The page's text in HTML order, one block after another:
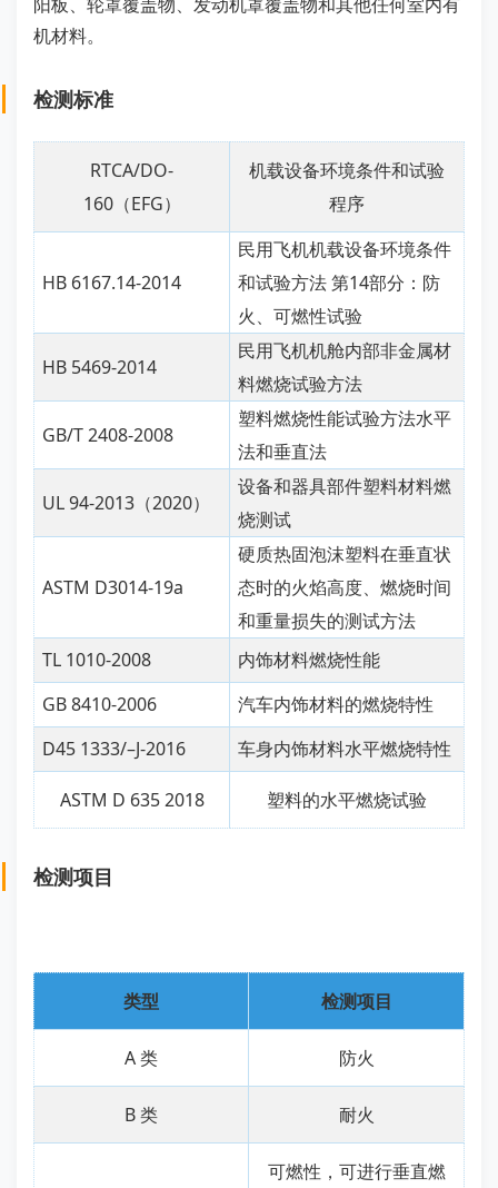
机材料。
检测标准
RTCA/DO-
160（EFG）
机载设备环境条件和试验
程序
HB 6167.14-2014
民用飞机机载设备环境条件
和试验方法 第14部分：防
火、可燃性试验
HB 5469-2014
民用飞机机舱内部非金属材
料燃烧试验方法
GB/T 2408-2008
塑料燃烧性能试验方法水平
法和垂直法
UL 94-2013（2020）
设备和器具部件塑料材料燃
烧测试
ASTM D3014-19a
硬质热固泡沫塑料在垂直状
态时的火焰高度、燃烧时间
和重量损失的测试方法
TL 1010-2008
内饰材料燃烧性能
GB 8410-2006
汽车内饰材料的燃烧特性
D45 1333/–J-2016
车身内饰材料水平燃烧特性
ASTM D 635 2018 塑料的水平燃烧试验
检测项目
类型 检测项目
A 类 防火
B 类 耐火
可燃性，可进行垂直燃